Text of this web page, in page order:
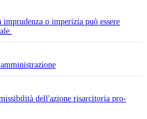
o imperizia può essere
dell'azione risarcitoria pro-